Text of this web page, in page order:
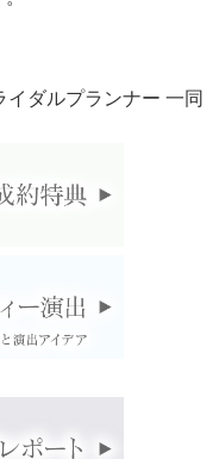
ダルプランナー 一同